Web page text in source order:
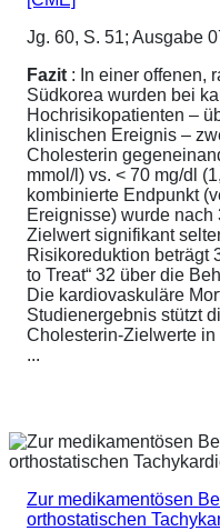
Jg. 60, S. 51; Ausgabe
Fazit : In einer offenen,
Südkorea wurden bei
Hochrisikopatienten –
klinischen Ereignis –
Cholesterin
mmol/l) vs. < 70 mg/dl
kombinierte Endpunkt
Ereignisse) wurde
Zielwert signifikant
Risikoreduktion beträgt
to Treat“ 32 über die
Die kardiovaskuläre
Studienergebnis stützt
Cholesterin-Zielwerte
...
Zur medikamentösen
orthostatischen